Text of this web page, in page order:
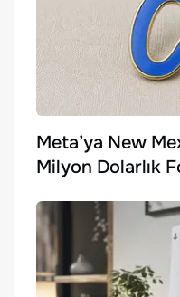
Meta’ya New
Milyon Dolarlık